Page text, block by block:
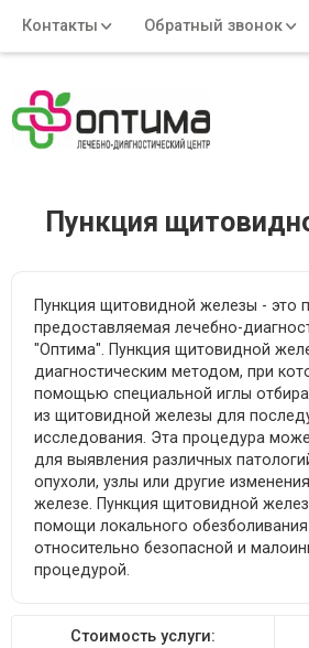
Контакты
Обратный звонок
Адрес:
Часы работы:
Пункция
Пункция щитовидной железы - это
предоставляемая лечебно-
"Оптима". Пункция щитовидной
диагностическим методом, при
помощью специальной иглы
из щитовидной железы для
исследования. Эта процедура
для выявления различных
опухоли, узлы или другие
железе. Пункция щитовидной
помощи локального обезболивания
относительно безопасной и
процедурой.
Стоимость услуги: